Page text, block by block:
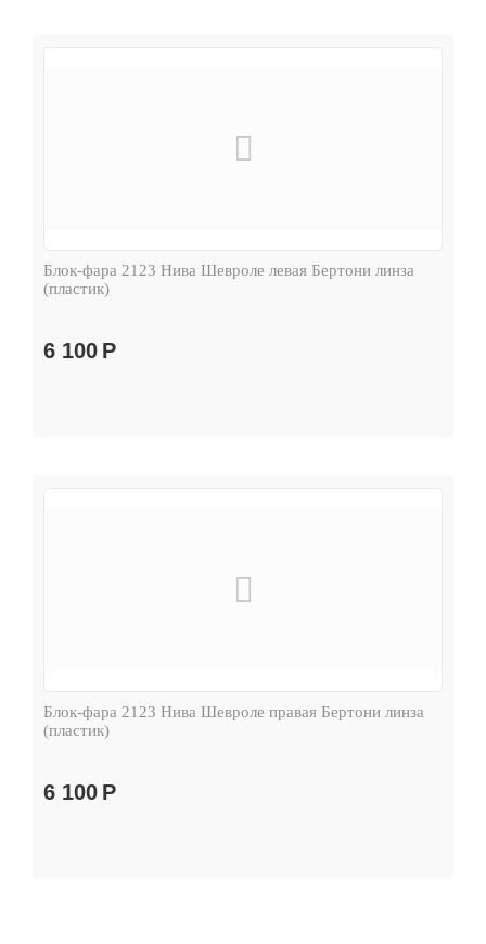
Блок-фара 2123 Нива Шевроле левая Бертони линза
(пластик)
6 100 Р
Блок-фара 2123 Нива Шевроле правая Бертони линза
(пластик)
6 100 Р